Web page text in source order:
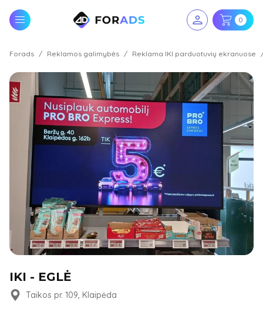
0
Forads Reklamos galimybės Reklama IKI parduotuvių ekranuose
IKI - EGLĖ
Taikos pr. 109, Klaipėda